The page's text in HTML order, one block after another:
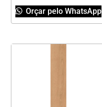
Orçar pelo WhatsApp